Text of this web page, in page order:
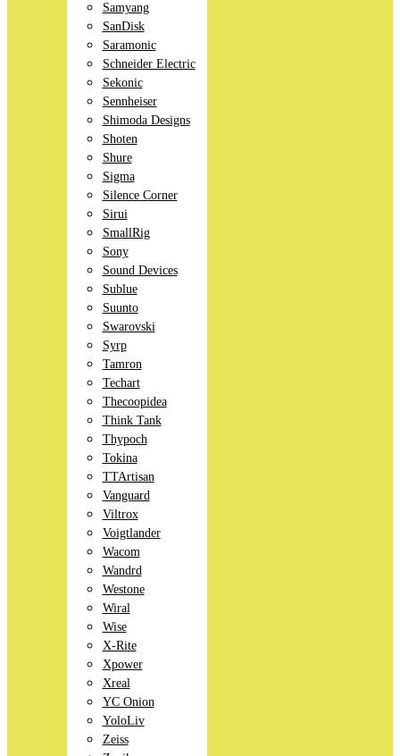
Samyang
SanDisk
Saramonic
Schneider Electric
Sekonic
Sennheiser
Shimoda Designs
Shoten
Shure
Sigma
Silence Corner
Sirui
SmallRig
Sony
Sound Devices
Sublue
Suunto
Swarovski
Syrp
Tamron
Techart
Thecoopidea
Think Tank
Thypoch
Tokina
TTArtisan
Vanguard
Viltrox
Voigtlander
Wacom
Wandrd
Westone
Wiral
Wise
X-Rite
Xpower
Xreal
YC Onion
YoloLiv
Zeiss